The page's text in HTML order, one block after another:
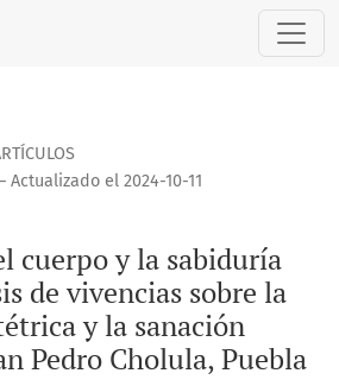
y la sabiduría interna: análisis de
cuerpo y la sabiduría
de vivencias sobre la
y la sanación
Pedro Cholula, Puebla
el 2024-10-11